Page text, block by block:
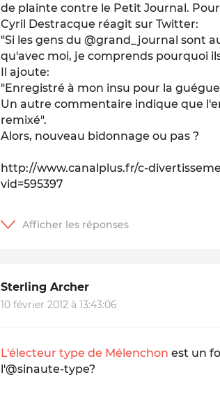
de plainte contre le Petit Journal.
Cyril Destracque réagit sur Twitter:
"Si les gens du @grand_journal sont
qu'avec moi, je comprends pourquoi
Il ajoute:
"Enregistré à mon insu pour la
Un autre commentaire indique que
remixé".
Alors, nouveau bidonnage ou pas ?
http://www.canalplus.fr/c-
vid=595397
Sterling Archer
10 février 2012 à 13:43:06
L'électeur type de Mélenchon est un
l'@sinaute-type?